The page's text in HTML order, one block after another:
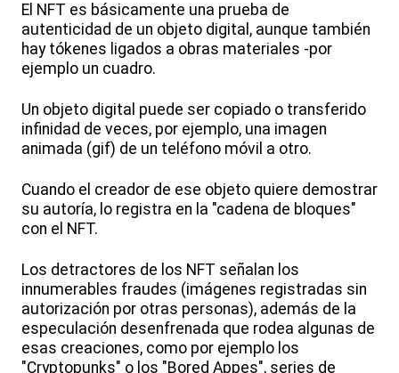
El NFT es básicamente una prueba de
autenticidad de un objeto digital, aunque también
hay tókenes ligados a obras materiales -por
ejemplo un cuadro.
Un objeto digital puede ser copiado o transferido
infinidad de veces, por ejemplo, una imagen
animada (gif) de un teléfono móvil a otro.
Cuando el creador de ese objeto quiere demostrar
su autoría, lo registra en la "cadena de bloques"
con el NFT.
Los detractores de los NFT señalan los
innumerables fraudes (imágenes registradas sin
autorización por otras personas), además de la
especulación desenfrenada que rodea algunas de
esas creaciones, como por ejemplo los
"Cryptopunks" o los "Bored Appes", series de